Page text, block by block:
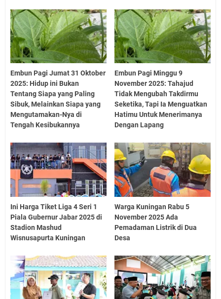
Embun Pagi Jumat 31 Oktober
2025: Hidup ini Bukan
Tentang Siapa yang Paling
Sibuk, Melainkan Siapa yang
Mengutamakan-Nya di
Tengah Kesibukannya
Embun Pagi Minggu 9
November 2025: Tahajud
Tidak Mengubah Takdirmu
Seketika, Tapi Ia Menguatkan
Hatimu Untuk Menerimanya
Dengan Lapang
Ini Harga Tiket Liga 4 Seri 1
Piala Gubernur Jabar 2025 di
Stadion Mashud
Wisnusapurta Kuningan
Warga Kuningan Rabu 5
November 2025 Ada
Pemadaman Listrik di Dua
Desa